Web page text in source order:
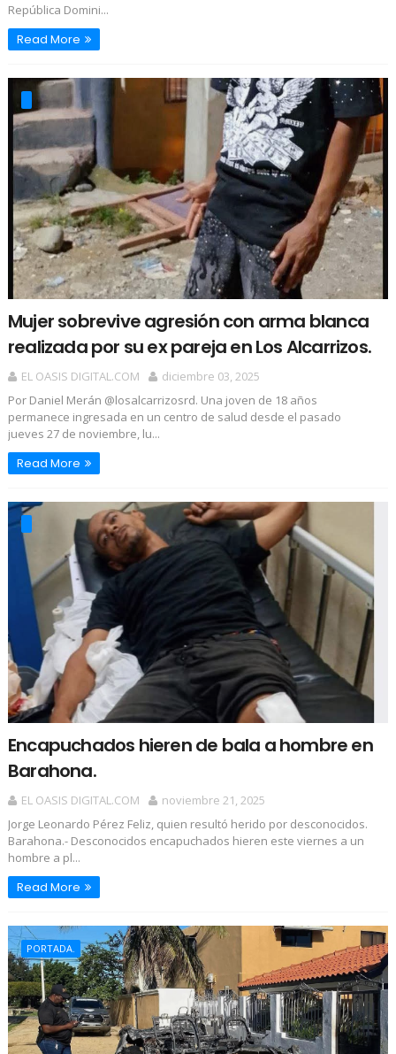
República Domini...
Read More
Mujer sobrevive agresión con arma blanca
realizada por su ex pareja en Los Alcarrizos.
EL OASIS DIGITAL.COM
diciembre 03, 2025
Por Daniel Merán @losalcarrizosrd. Una joven de 18 años
permanece ingresada en un centro de salud desde el pasado
jueves 27 de noviembre, lu...
Read More
Encapuchados hieren de bala a hombre en
Barahona.
EL OASIS DIGITAL.COM
noviembre 21, 2025
Jorge Leonardo Pérez Feliz, quien resultó herido por desconocidos.
Barahona.- Desconocidos encapuchados hieren este viernes a un
hombre a pl...
Read More
PORTADA.